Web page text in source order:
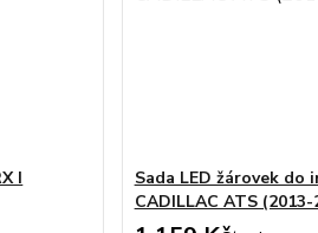
I
Sada LED žárovek do
CADILLAC ATS (2013-